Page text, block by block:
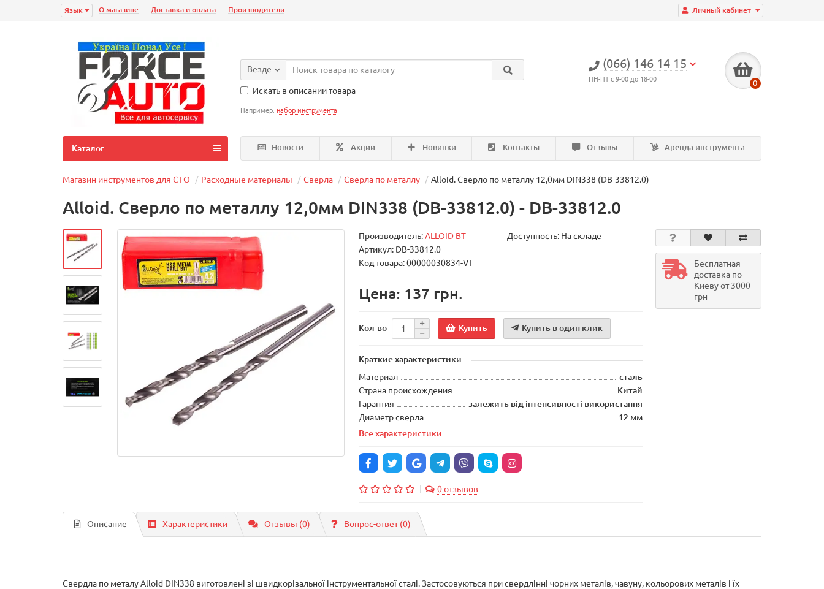
Личный кабинет
Язык О магазине Доставка и оплата Производители
(066) 146 14 15
ПН-ПТ с 9-00 до 18-00 0
Везде
Искать в описании товара
Например: набор инструмента
Новости Акции Новинки Контакты Отзывы Аренда инструмента
Каталог
Магазин инструментов для СТО Расходные материалы Сверла Сверла по металлу Alloid. Сверло по металлу 12,0мм DIN338 (DB-33812.0)
Alloid. Сверло по металлу 12,0мм DIN338 (DB-33812.0) - DB-33812.0
Производитель:ALLOID BT
Доступность: На складе
Артикул: DB-33812.0
Код товара: 00000030834-VT
Цена: 137 грн.
Кол-во Купить Купить в один клик
Краткие характеристики
Материал
сталь
Страна происхождения
Китай
Гарантия
залежить від інтенсивності використання
Диаметр сверла
12 мм
Все характеристики
0 отзывов
Бесплатная
доставка по
Киеву от 3000
грн
Описание Характеристики Отзывы (0) Вопрос-ответ(0)
Свердла по металу Alloid DIN338 виготовлені зі швидкорізальної інструментальної сталі. Застосовуються при свердлінні чорних металів, чавуну, кольорових металів і їх